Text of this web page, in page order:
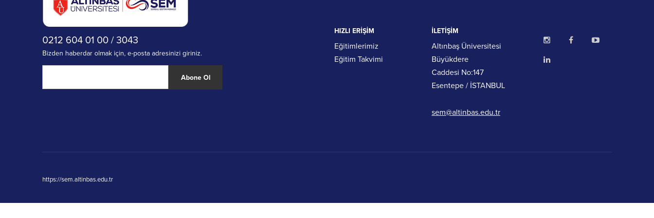
0212 604 01 00 / 3043
Bizden haberdar olmak için, e-posta adresinizi giriniz.
Abone Ol
HIZLI ERİŞİM
Eğitimlerimiz
Eğitim Takvimi
İLETİŞİM
Altınbaş Üniversitesi
Büyükdere
Caddesi No:147
Esentepe / İSTANBUL
sem@altinbas.edu.tr
https://sem.altinbas.edu.tr